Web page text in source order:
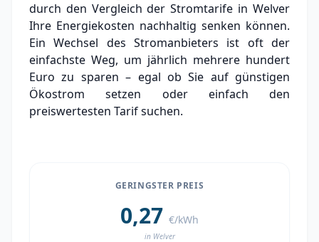
Stromanbieter in der Nähe von Welver
Ortsteile in Welver
durch den Vergleich der Stromtarife in Welver
Ihre Energiekosten nachhaltig senken können.
Ein Wechsel des Stromanbieters ist oft der
einfachste Weg, um jährlich mehrere hundert
Euro zu sparen – egal ob Sie auf günstigen
Ökostrom setzen oder einfach den
preiswertesten Tarif suchen.
GERINGSTER PREIS
0,27 €/kWh
in Welver